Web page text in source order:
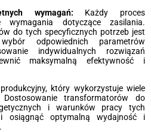
wymagań: Każdy proces
wymagania dotyczące zasilania.
do tych specyficznych potrzeb jest
odpowiednich parametrów
indywidualnych rozwiązań
maksymalną efektywność i
który wykorzystuje wiele
transformatorów do
i warunków pracy tych
osiągnąć optymalną wydajność i